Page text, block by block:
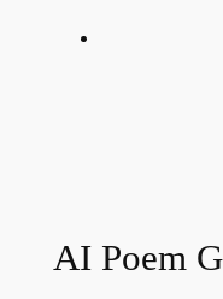
AI Poem